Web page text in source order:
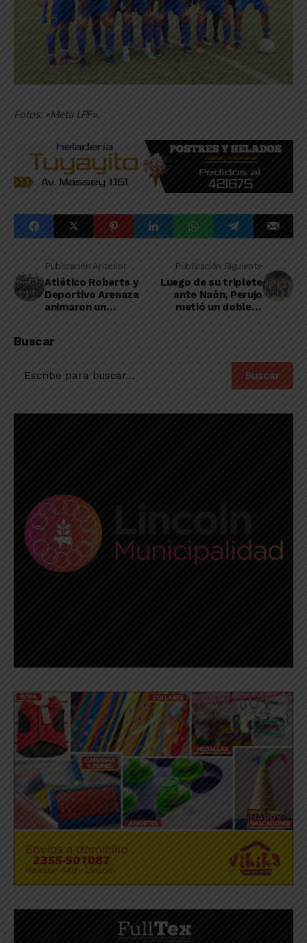
Fotos: «Meta LPF».
Publicación Anterior
Atlético Roberts y
Deportivo Arenaza
animaron un
Apertura 2022
Publicación Siguiente
Luego de su triplete
ante Naón, Perujo
metió un doblete
Buscar
Buscar